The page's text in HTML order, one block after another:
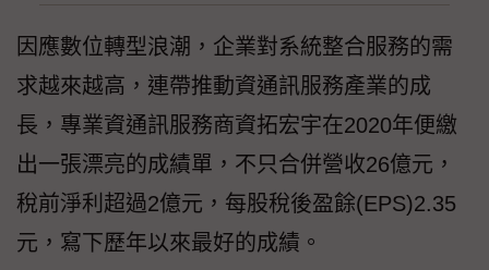
因應數位轉型浪潮，企業對系統整合服務的需
求越來越高，連帶推動資通訊服務產業的成
長，專業資通訊服務商資拓宏宇在2020年便繳
出一張漂亮的成績單，不只合併營收26億元，
稅前淨利超過2億元，每股稅後盈餘(EPS)2.35
元，寫下歷年以來最好的成績。